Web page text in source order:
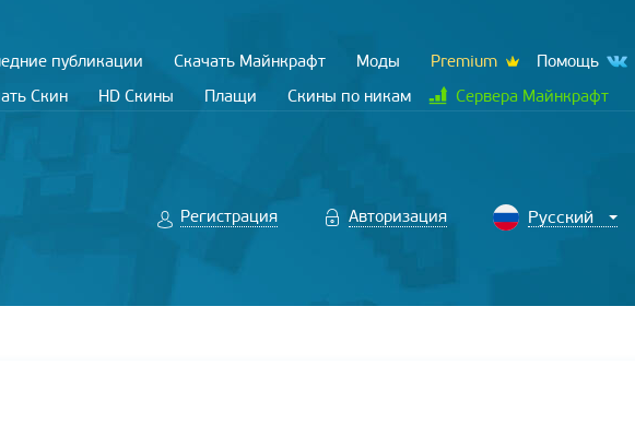
публикации Скачать Майнкрафт Моды Premium
Помощь
Скин
HD Скины Плащи Скины по никам Сервера Майнкрафт
Регистрация Авторизация